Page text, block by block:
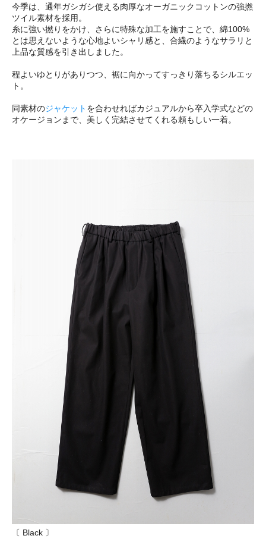
今季は、通年ガシガシ使える肉厚なオーガニックコットンの強撚
ツイル素材を採用。
糸に強い撚りをかけ、さらに特殊な加工を施すことで、綿100%
とは思えないような心地よいシャリ感と、合繊のようなサラリと
上品な質感を引き出しました。
程よいゆとりがありつつ、裾に向かってすっきり落ちるシルエッ
ト。
同素材のジャケット を合わせればカジュアルから卒入学式などの
オケージョンまで、美しく完結させてくれる頼もしい一着。
〔 Black 〕